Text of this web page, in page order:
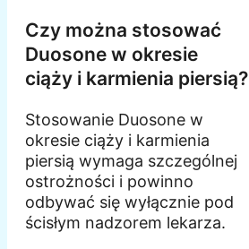
Czy można stosować
Duosone w okresie
ciąży i karmienia piersią?
Stosowanie Duosone w
okresie ciąży i karmienia
piersią wymaga szczególnej
ostrożności i powinno
odbywać się wyłącznie pod
ścisłym nadzorem lekarza.